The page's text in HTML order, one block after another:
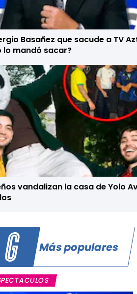
Basañez que sacude a TV
lo mandó sacar?
vandalizan la casa de Yolo
Más populares